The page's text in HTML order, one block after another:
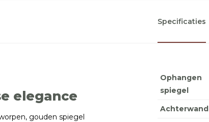
Specificaties
elegance
gouden spiegel
Ophangen
spiegel
Achterwand